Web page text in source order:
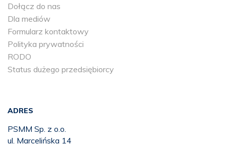
Dołącz do nas
Dla mediów
Formularz kontaktowy
Polityka prywatności
RODO
Status dużego przedsiębiorcy
ADRES
PSMM Sp. z o.o.
ul. Marcelińska 14